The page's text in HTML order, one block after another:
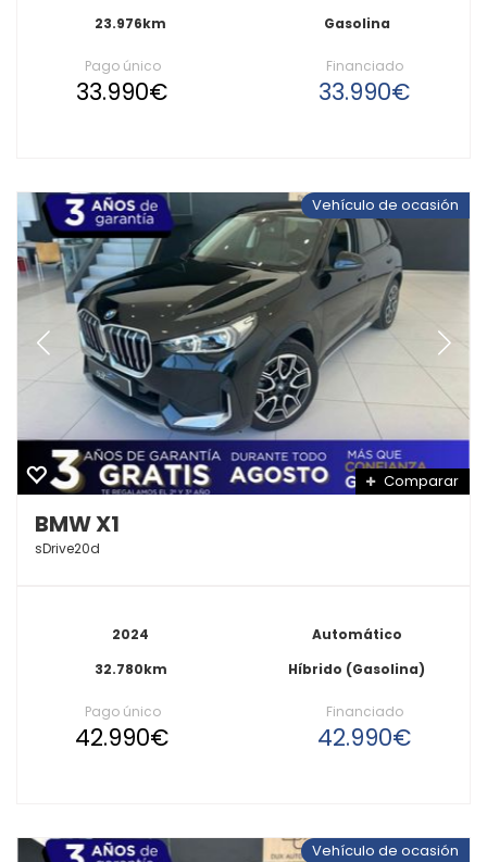
23.976km
Gasolina
Pago único
33.990€
Financiado
33.990€
Vehículo de ocasión
Comparar
BMW X1
sDrive20d
2024
32.780km
Automático
Híbrido (Gasolina)
Pago único
42.990€
Financiado
42.990€
Vehículo de ocasión